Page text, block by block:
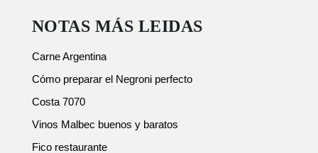
NOTAS MÁS LEIDAS
Carne Argentina
Cómo preparar el Negroni perfecto
Costa 7070
Vinos Malbec buenos y baratos
Fico restaurante